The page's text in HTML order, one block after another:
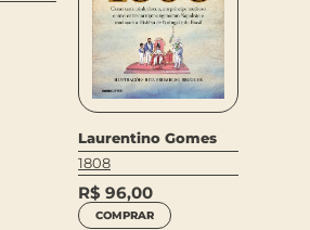
Laurentino Gomes
1808
R$ 96,00
COMPRAR